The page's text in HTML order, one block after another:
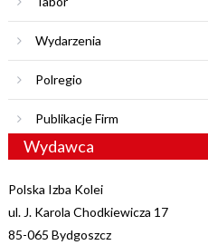
Wydarzenia
Polregio
Publikacje Firm
Wydawca
Polska Izba Kolei
ul. J. Karola Chodkiewicza 17
85-065 Bydgoszcz